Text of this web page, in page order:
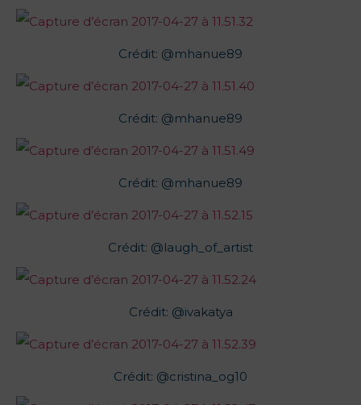
Crédit: @mhanue89
Crédit: @mhanue89
Crédit: @mhanue89
Crédit: @laugh_of_artist
Crédit: @ivakatya
Crédit: @cristina_og10